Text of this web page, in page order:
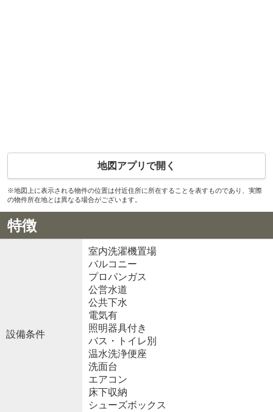
地図アプリで開く
※地図上に表示される物件の位置は付近住所に所在することを表すものであり、実際
の物件所在地とは異なる場合がございます。
特徴
設備条件
室内洗濯機置場
バルコニー
プロパンガス
公営水道
公共下水
電気有
照明器具付き
バス・トイレ別
温水洗浄便座
洗面台
エアコン
床下収納
シューズボックス